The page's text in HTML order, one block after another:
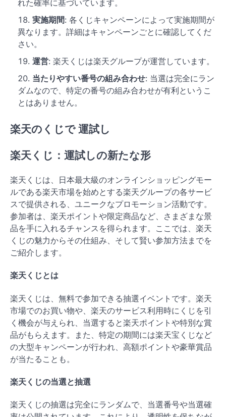
れた確率に基づいています。
実施期間: 各くじキャンペーンによって実施期間が
異なります。詳細はキャンペーンごとに確認してくだ
さい。
運営: 楽天くじは楽天グループが運営しています。
当たりやすい番号の組み合わせ: 当選は完全にラン
ダムなので、特定の番号の組み合わせが有利というこ
とはありません。
楽天のくじで 運試し
楽天くじ：運試しの新たな形
楽天くじは、日本最大級のオンラインショッピングモー
ルである楽天市場を始めとする楽天グループの各サービ
スで提供される、ユニークなプロモーション活動です。
参加者は、楽天ポイントや限定商品など、さまざまな景
品を手に入れるチャンスを得られます。ここでは、楽天
くじの魅力からその仕組み、そして賢い参加方法までを
ご紹介します。
楽天くじとは
楽天くじは、無料で参加できる抽選イベントです。楽天
市場でのお買い物や、楽天のサービス利用時にくじを引
く機会が与えられ、当選すると楽天ポイントや特別な賞
品がもらえます。また、特定の期間には楽天宝くじなど
の大型キャンペーンが行われ、高額ポイントや豪華賞品
が当たることも。
楽天くじの当選と抽選
楽天くじの抽選は完全にランダムで、当選番号や当選確